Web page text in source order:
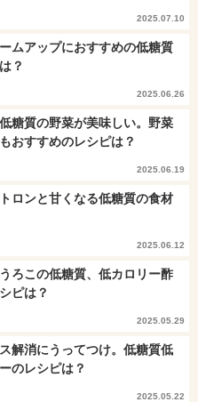
2025.07.10
ムアップにおすすめの低糖質
？
2025.06.26
糖質の野菜が美味しい。野菜
おすすめのレシピは？
2025.06.19
ロンと甘くなる低糖質の食材
2025.06.12
ろこの低糖質、低カロリー酢
ピは？
2025.05.29
解消にうってつけ。低糖質低
のレシピは？
2025.05.22